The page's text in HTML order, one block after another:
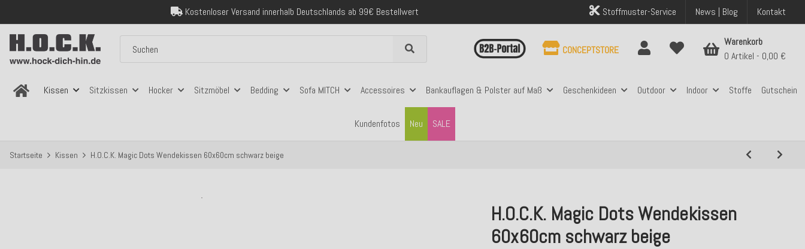
Über 120.000 erfolgreich versendete Bestellungen
Sicher bezahlen mit Klarna, PayPal & Amazon Pay
Stoffmuster-Service News | Blog Kontakt
Kissen Sitzkissen Hocker Sitzmöbel Bedding Sofa MITCH Accessoires Bankauflagen & Polster auf Maß Geschenkideen Outdoor Indoor Stoffe Gutschein
Kundenfotos SALE
Neu
CONCEPTSTORE
Warenkorb
0 Artikel
0,00 €
Startseite Kissen H.O.C.K. Magic Dots Wendekissen 60x60cm schwarz beige
H.O.C.K. Magic Dots Wendekissen
60x60cm schwarz beige